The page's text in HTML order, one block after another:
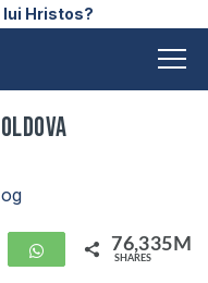
lui Hristos?
Telegram WhatsApp76,335M
SHARES